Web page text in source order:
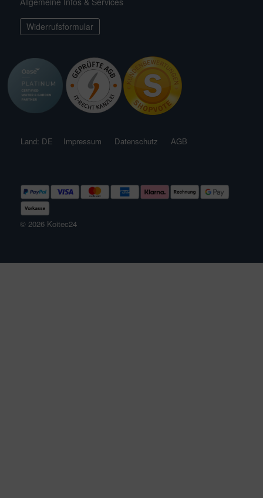
Widerrufsformular
© 2026 Koitec24
Land: DE Impressum Datenschutz AGB
für Teichfilter
& Wasserspiele